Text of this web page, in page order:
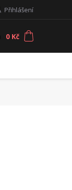
Přihlášení
0 Kč